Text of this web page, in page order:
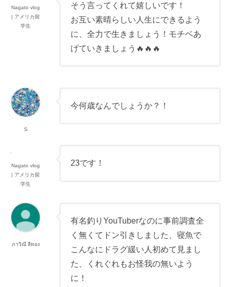
Nagato vlog
| アメリカ留
学生
そう言ってくれて嬉しいです！
お互い素晴らしい人生にできるよう
に、全力で生きましょう！モチベあ
げていきましょう🔥🔥🔥
S
今何歳なんでしょうか？！
Nagato vlog
| アメリカ留
学生
23です！
ภาวิณี ลีทอง
有名釣りYouTuberなのに事前調査全
く無くてドン引きしました、寝魚で
こんなにドラグ緩い人初めて見まし
た、くれぐれもお怪我の無いよう
に！